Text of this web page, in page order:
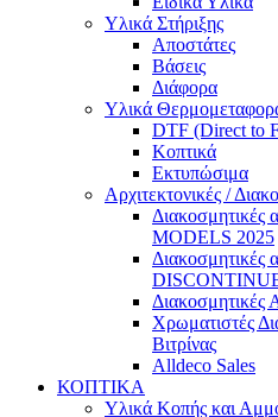
Υλικά Στήριξης
Αποστάτες
Βάσεις
Διάφορα
Υλικά
DTF (Direct to
Κοπτικά
Εκτυπώσιμα
Αρχιτεκτονικές /
Διακοσμητικές
MODELS 2025
Διακοσμητικές
Διακοσμητικές
Χρωματιστές
Βιτρίνας
Alldeco Sales
ΚΟΠΤΙΚΑ
Υλικά Κοπής και